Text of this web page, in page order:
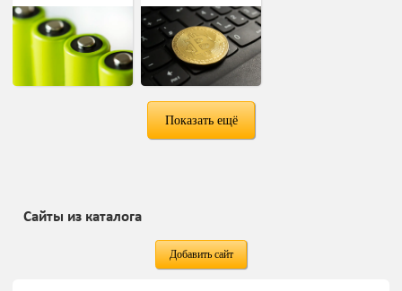
Показать ещё
Сайты из каталога
Добавить сайт